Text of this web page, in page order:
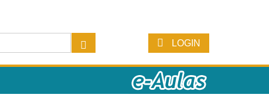
LOGIN